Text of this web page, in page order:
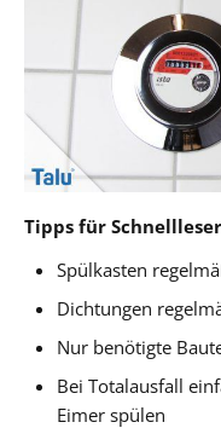
Tipps für Schnellleser
Spülkasten
Dichtungen
Nur benötigte
Bei Totalausfall
Eimer spülen